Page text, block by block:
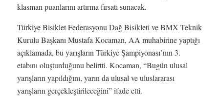
klasman puanlarını artırma fırsatı sunacak.
Türkiye Bisiklet Federasyonu Dağ Bisikleti ve BMX Teknik
Kurulu Başkanı Mustafa Kocaman, AA muhabirine yaptığı
açıklamada, bu yarışların Türkiye Şampiyonası’nın 3.
etabını oluşturduğunu belirtti. Kocaman, “Bugün ulusal
yarışların yapıldığını, yarın da ulusal ve uluslararası
yarışların gerçekleştirileceğini” ifade etti.